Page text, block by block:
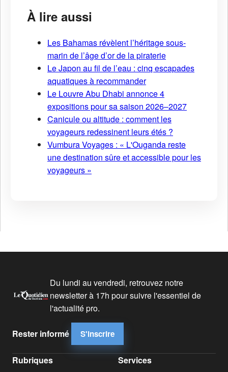
À lire aussi
Les Bahamas révèlent l’héritage sous-
marin de l’âge d’or de la piraterie
Le Japon au fil de l’eau : cinq escapades
aquatiques à recommander
Le Louvre Abu Dhabi annonce 4
expositions pour sa saison 2026–2027
Canicule ou altitude : comment les
voyageurs redessinent leurs étés ?
Vumbura Voyages : « L'Ouganda reste
une destination sûre et accessible pour les
voyageurs »
Du lundi au vendredi, retrouvez notre
newsletter à 17h pour suivre l'essentiel de
l'actualité pro.
Rester informé S'inscrire
Rubriques Services